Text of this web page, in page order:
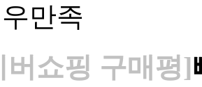
만족
버쇼핑 구매평]